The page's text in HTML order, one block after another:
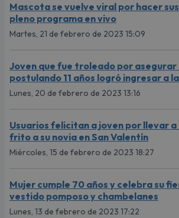
Mascota se vuelve viral por hacer
pleno programa en vivo
Martes, 21 de febrero de 2023 15:09
Joven que fue troleado por
postulando 11 años logró ingresar a
Lunes, 20 de febrero de 2023 13:16
Usuarios felicitan a joven por llevar
frito a su novia en San Valentín
Miércoles, 15 de febrero de 2023 18:27
Mujer cumple 70 años y celebra su
vestido pomposo y chambelanes
Lunes, 13 de febrero de 2023 17:22